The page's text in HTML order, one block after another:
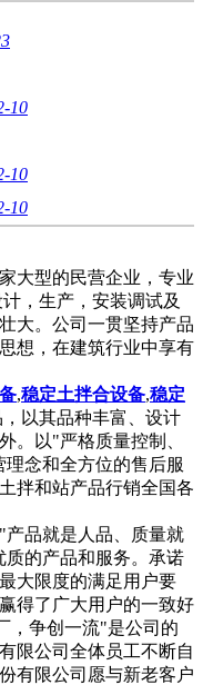
10
10
10
型的民营企业，专业
，生产，安装调试及
大。公司一贯坚持产品
想，在建筑行业中享有
,稳定土拌合设备,稳定
以其品种丰富、设计
。以"严格质量控制、
念和全方位的售后服
拌和站产品行销全国各
品就是人品、质量就
的产品和服务。承诺
大限度的满足用户要
得了广大用户的一致好
，争创一流"是公司的
限公司全体员工不断自
有限公司愿与新老客户